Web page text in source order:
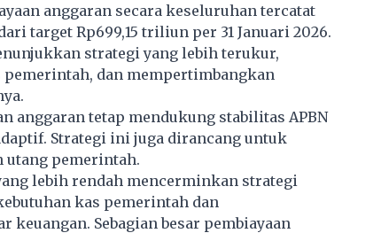
anggaran secara keseluruhan tercatat
target Rp699,15 triliun per 31 Januari 2026.
strategi yang lebih terukur,
dan mempertimbangkan
anggaran tetap mendukung stabilitas APBN
Strategi ini juga dirancang untuk
utang pemerintah.
lebih rendah mencerminkan strategi
kas pemerintah dan
Sebagian besar pembiayaan